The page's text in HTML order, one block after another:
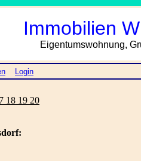
Immobilien
Eigentumswohnung,
Login
18 19 20